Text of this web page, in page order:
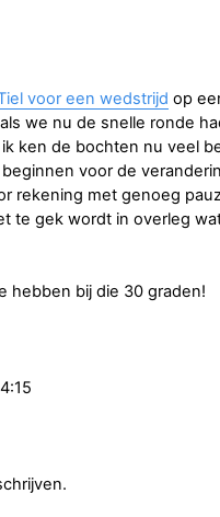
voor een wedstrijd op
we nu de snelle ronde
ken de bochten nu veel
voor de
rekening met genoeg
te gek wordt in overleg
hebben bij die 30 graden!